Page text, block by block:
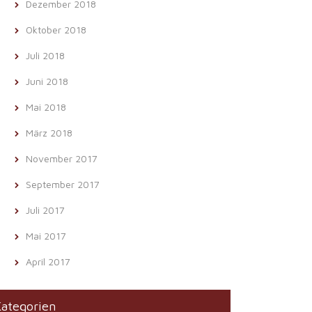
Dezember 2018
Oktober 2018
Juli 2018
Juni 2018
Mai 2018
März 2018
November 2017
September 2017
Juli 2017
Mai 2017
April 2017